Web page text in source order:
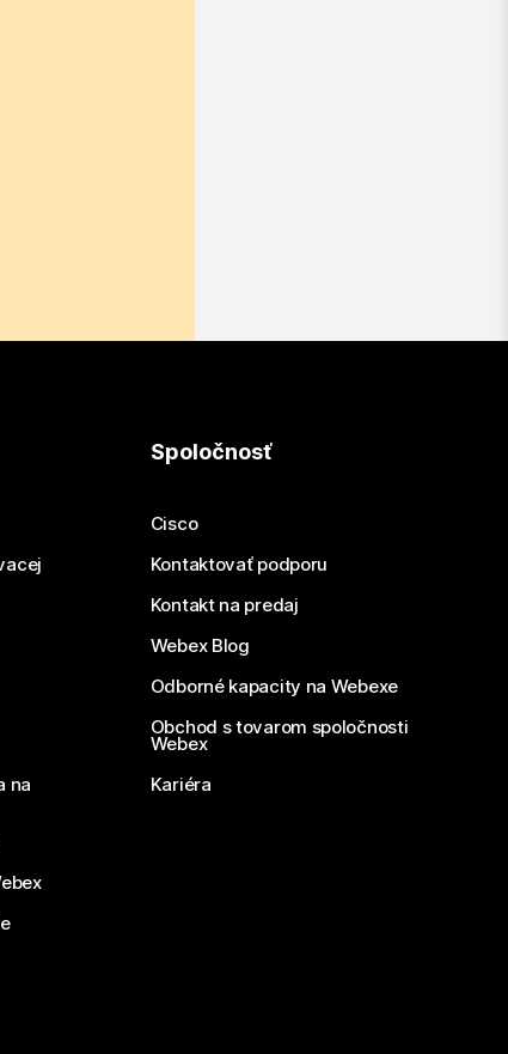
na
Spoločnosť
Cisco
Kontaktovať podporu
Kontakt na predaj
Webex Blog
Odborné kapacity na Webexe
Obchod s tovarom spoločnosti
Webex
Kariéra